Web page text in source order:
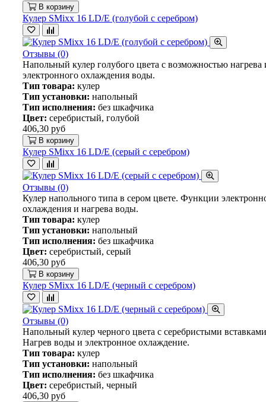
В корзину
Кулер SMixx 16 LD/E (голубой с серебром)
Отзывы (0)
Напольный кулер голубого цвета с возможностью нагрева
электронного охлаждения воды.
Тип товара: кулер
Тип установки: напольный
Тип исполнения: без шкафчика
Цвет: серебристый, голубой
406,30 руб
В корзину
Кулер SMixx 16 LD/E (серый с серебром)
Отзывы (0)
Кулер напольного типа в сером цвете. Функции
охлаждения и нагрева воды.
Тип товара: кулер
Тип установки: напольный
Тип исполнения: без шкафчика
Цвет: серебристый, серый
406,30 руб
В корзину
Кулер SMixx 16 LD/E (черный с серебром)
Отзывы (0)
Напольный кулер черного цвета с серебристыми
Нагрев воды и электронное охлаждение.
Тип товара: кулер
Тип установки: напольный
Тип исполнения: без шкафчика
Цвет: серебристый, черный
406,30 руб